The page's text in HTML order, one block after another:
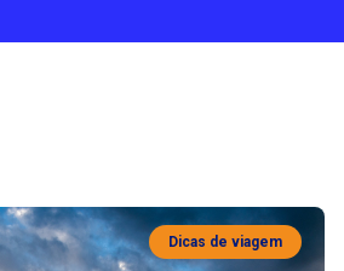
Dicas de viagem